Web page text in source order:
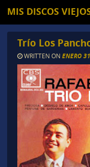
MIS DISCOS
Trío Los
WRITTEN ON ENERO